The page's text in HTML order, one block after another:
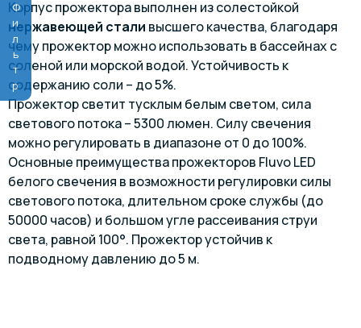
Фильтр
Корпус прожектора выполнен из солестойкой
нержавеющей стали высшего качества, благодаря
чему прожектор можно использовать в бассейнах с
соленой или морской водой. Устойчивость к
содержанию соли – до 5%.
Прожектор светит тусклым белым светом, сила
светового потока – 5300 люмен. Силу свечения
можно регулировать в диапазоне от 0 до 100%.
Основные преимущества прожекторов Fluvo LED
белого свечения в возможности регулировки силы
светового потока, длительном сроке службы (до
50000 часов) и большом угле рассеивания струи
света, равной 100°. Прожектор устойчив к
подводному давлению до 5 м.